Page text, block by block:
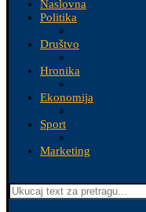
Naslovna
Politika
Društvo
Hronika
Ekonomija
Sport
Marketing